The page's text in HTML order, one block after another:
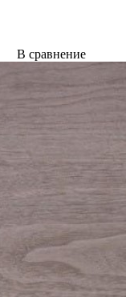
В сравнение